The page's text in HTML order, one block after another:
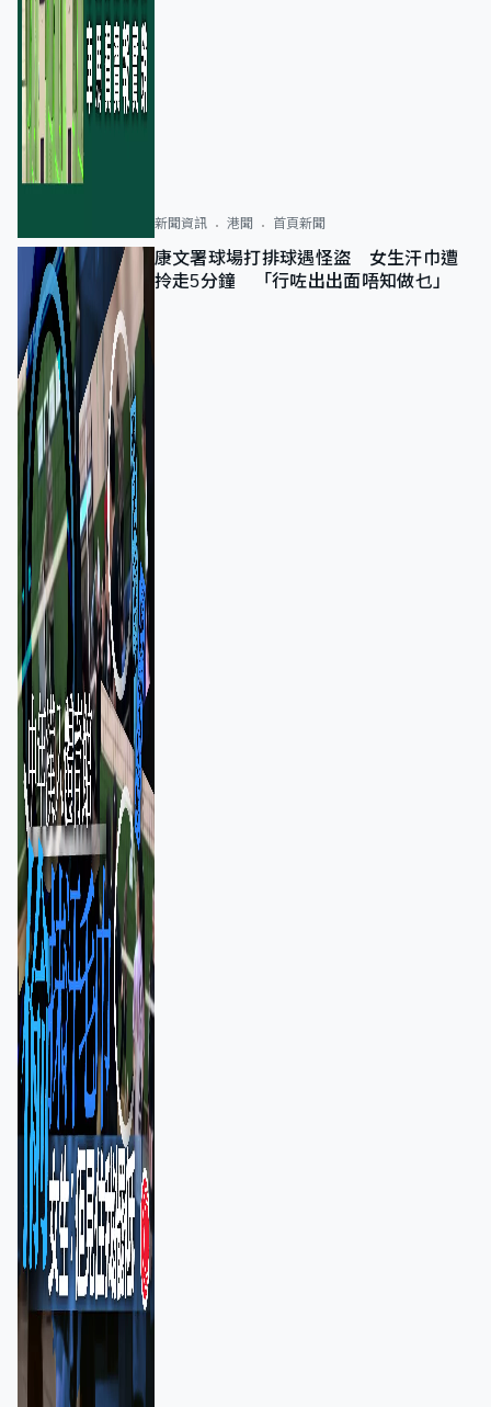
新聞資訊 港聞 首頁新聞
康文署球場打排球遇怪盜 女生汗巾遭
拎走5分鐘 「行咗出出面唔知做乜」